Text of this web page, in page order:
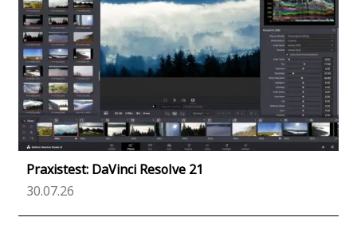
Praxistest: DaVinci Resolve 21
30.07.26